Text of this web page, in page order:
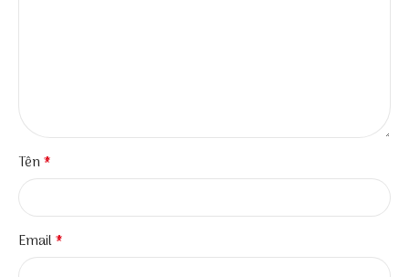
Tên*
Email*